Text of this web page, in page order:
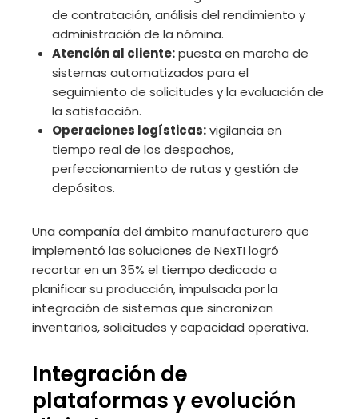
de contratación, análisis del rendimiento y
administración de la nómina.
Atención al cliente:puesta en marcha de
sistemas automatizados para el
seguimiento de solicitudes y la evaluación de
la satisfacción.
Operaciones logísticas:vigilancia en
tiempo real de los despachos,
perfeccionamiento de rutas y gestión de
depósitos.
Una compañía del ámbito manufacturero que
implementó las soluciones de NexTI logró
recortar en un 35% el tiempo dedicado a
planificar su producción, impulsada por la
integración de sistemas que sincronizan
inventarios, solicitudes y capacidad operativa.
Integración de
plataformas y evolución